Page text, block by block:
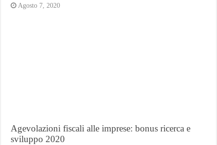
Agosto 7, 2020
Agevolazioni fiscali alle imprese: bonus ricerca e
sviluppo 2020